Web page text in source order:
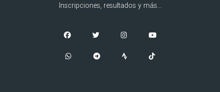
Inscripciones, resultados y más...